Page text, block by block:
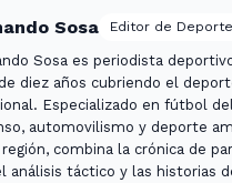
Sosa Editor de
Sosa es periodista
diez años cubriendo el
Especializado en fútbol del
automovilismo y deporte
combina la crónica de
análisis táctico y las historias